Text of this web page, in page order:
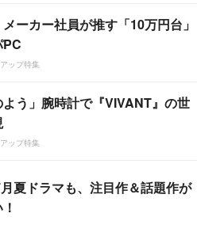
メーカー社員が推す「10万円台」
ップ特集
よう」腕時計で『VIVANT』の世
ップ特集
夏ドラマも、注目作＆話題作が